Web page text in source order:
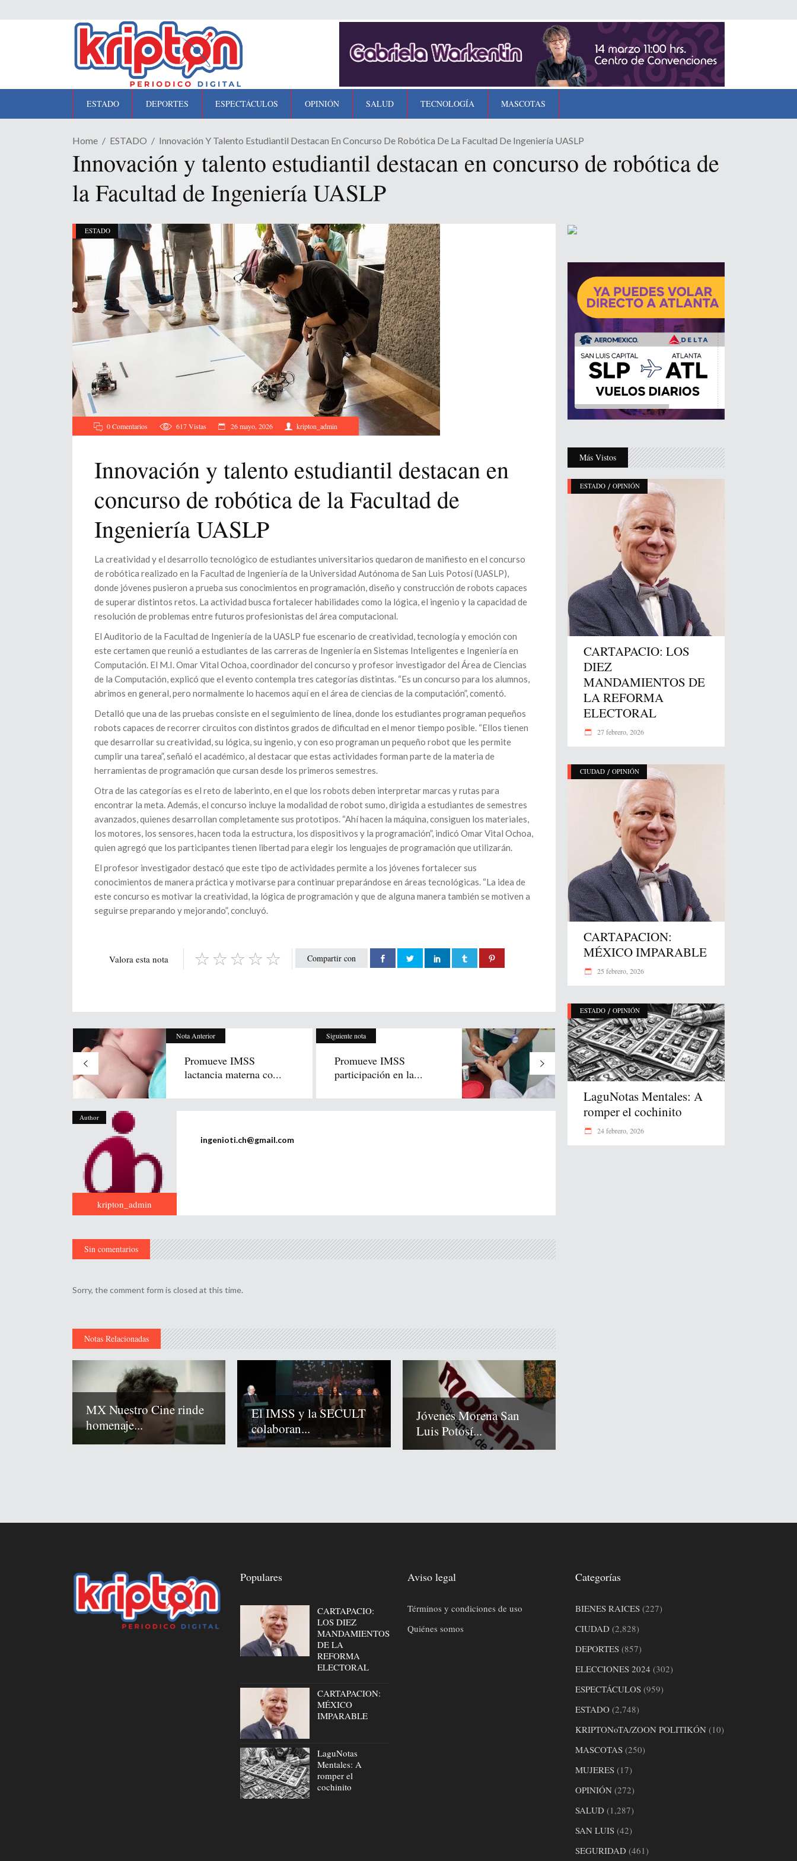
ESTADO DEPORTES ESPECTÁCULOS OPINIÓN SALUD TECNOLOGÍA MASCOTAS
Home ESTADO Innovación Y Talento Estudiantil Destacan En Concurso De Robótica De La Facultad De Ingeniería UASLP
Innovación y talento estudiantil destacan en concurso de robótica de
la Facultad de Ingeniería UASLP
ESTADO
0 Comentarios 617Vistas 26 mayo, 2026 kripton_admin
Innovación y talento estudiantil destacan en
concurso de robótica de la Facultad de
Ingeniería UASLP
La creatividad y el desarrollo tecnológico de estudiantes universitarios quedaron de manifiesto en el concurso
de robótica realizado en la Facultad de Ingeniería de la Universidad Autónoma de San Luis Potosí (UASLP),
donde jóvenes pusieron a prueba sus conocimientos en programación, diseño y construcción de robots capaces
de superar distintos retos. La actividad busca fortalecer habilidades como la lógica, el ingenio y la capacidad de
resolución de problemas entre futuros profesionistas del área computacional.
El Auditorio de la Facultad de Ingeniería de la UASLP fue escenario de creatividad, tecnología y emoción con
este certamen que reunió a estudiantes de las carreras de Ingeniería en Sistemas Inteligentes e Ingeniería en
Computación. El M.I. Omar Vital Ochoa, coordinador del concurso y profesor investigador del Área de Ciencias
de la Computación, explicó que el evento contempla tres categorías distintas. “Es un concurso para los alumnos,
abrimos en general, pero normalmente lo hacemos aquí en el área de ciencias de la computación”, comentó.
Detalló que una de las pruebas consiste en el seguimiento de línea, donde los estudiantes programan pequeños
robots capaces de recorrer circuitos con distintos grados de dificultad en el menor tiempo posible. “Ellos tienen
que desarrollar su creatividad, su lógica, su ingenio, y con eso programan un pequeño robot que les permite
cumplir una tarea”, señaló el académico, al destacar que estas actividades forman parte de la materia de
herramientas de programación que cursan desde los primeros semestres.
Otra de las categorías es el reto de laberinto, en el que los robots deben interpretar marcas y rutas para
encontrar la meta. Además, el concurso incluye la modalidad de robot sumo, dirigida a estudiantes de semestres
avanzados, quienes desarrollan completamente sus prototipos. “Ahí hacen la máquina, consiguen los materiales,
los motores, los sensores, hacen toda la estructura, los dispositivos y la programación”, indicó Omar Vital Ochoa,
quien agregó que los participantes tienen libertad para elegir los lenguajes de programación que utilizarán.
El profesor investigador destacó que este tipo de actividades permite a los jóvenes fortalecer sus
conocimientos de manera práctica y motivarse para continuar preparándose en áreas tecnológicas. “La idea de
este concurso es motivar la creatividad, la lógica de programación y que de alguna manera también se motiven a
seguirse preparando y mejorando”, concluyó.
Compartir con
Valora esta nota
Nota Anterior
Promueve IMSS
lactancia materna co...
Siguiente nota
Promueve IMSS
participación en la...
Author
kripton_admin
ingenioti.ch@gmail.com
Sin comentarios
Sorry, the comment form is closed at this time.
Notas Relacionadas
MX Nuestro Cine rinde
homenaje...
El IMSS y la SECULT
colaboran...
Jóvenes Morena San
Luis Potosí...
Más Vistos
ESTADO / OPINIÓN
CARTAPACIO: LOS
DIEZ
MANDAMIENTOS DE
LA REFORMA
ELECTORAL
27 febrero, 2026
CIUDAD / OPINIÓN
CARTAPACION:
MÉXICO IMPARABLE
25 febrero, 2026
ESTADO / OPINIÓN
LaguNotas Mentales: A
romper el cochinito
24 febrero, 2026
Populares
CARTAPACIO:
LOS DIEZ
MANDAMIENTOS
DE LA
REFORMA
ELECTORAL
CARTAPACION:
MÉXICO
IMPARABLE
LaguNotas
Mentales: A
romper el
cochinito
Aviso legal
Términos y condiciones de uso
Quiénes somos
Categorías
BIENES RAICES(227)
CIUDAD(2,828)
DEPORTES(857)
ELECCIONES 2024 (302)
ESPECTÁCULOS(959)
ESTADO(2,748)
KRIPTONoTA/ZOON POLITIKÓN(10)
MASCOTAS(250)
MUJERES(17)
OPINIÓN(272)
SALUD(1,287)
SAN LUIS(42)
SEGURIDAD(461)